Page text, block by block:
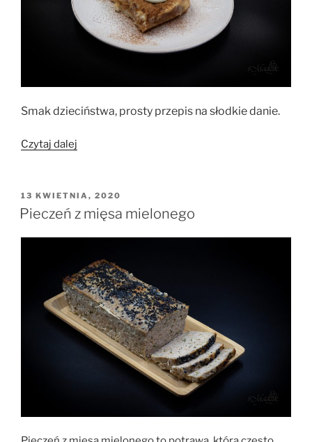
Smak dzieciństwa, prosty przepis na słodkie danie.
Czytaj dalej
jabłkami
i
OPUBLIKOWANE
W
13 KWIETNIA, 2020
Pieczeń z mięsa mielonego